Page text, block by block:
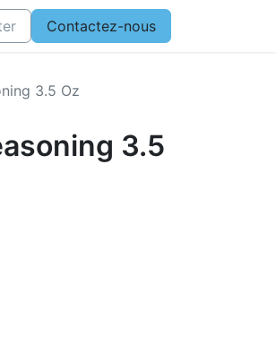
Contactez-nous
3.5 Oz
3.5